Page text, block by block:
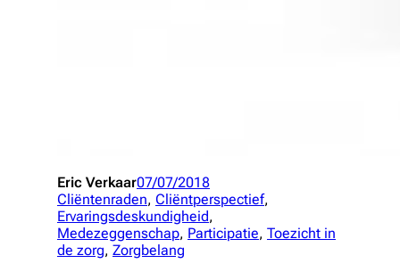
Eric Verkaar07/07/2018
Cliëntenraden, Cliëntperspectief
Ervaringsdeskundigheid
Medezeggenschap, Participatie, Toezicht in
de zorg, Zorgbelang